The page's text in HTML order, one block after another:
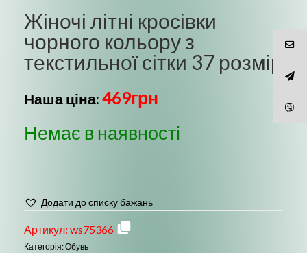
Жіночі літні кросівки
чорного кольору з
текстильної сітки 37 розмір
Наша ціна: 469грн
Немає в наявності
Додати до списку бажань
Артикул: ws75366
Категорія:Обувь